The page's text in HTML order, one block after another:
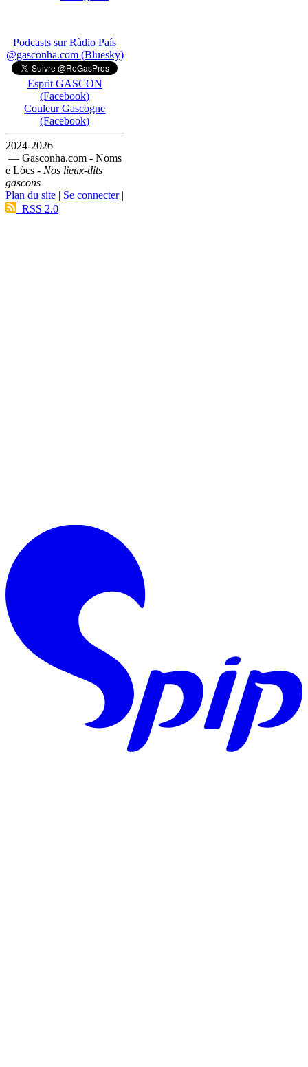
Podcasts sur Ràdio País
@gasconha.com (Bluesky)
Esprit GASCON
(Facebook)
Couleur Gascogne
(Facebook)
2024-2026
— Gasconha.com - Noms
e Lòcs - Nos lieux-dits
gascons
Plan du site | Se connecter|
RSS 2.0